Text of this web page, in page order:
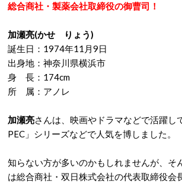
総合商社・製薬会社取締役の御曹司！
加瀬亮(かせ りょう)
誕生日：1974年11月9日
出身地：神奈川県横浜市
身 長：174cm
所 属：アノレ
加瀬亮さんは、映画やドラマなどで活躍し
PEC」シリーズなどで人気を博しました。
知らない方が多いのかもしれませんが、そ
は総合商社・双日株式会社の代表取締役会